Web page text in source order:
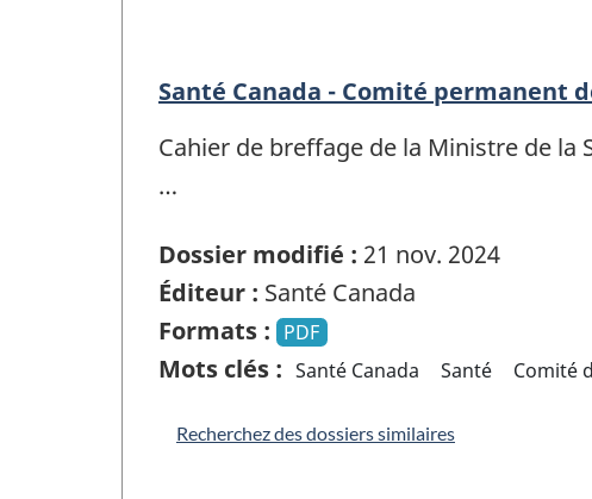
Santé Canada - Comité permanent
Cahier de breffage de la Ministre de
…
Dossier modifié : 21 nov. 2024
Éditeur : Santé Canada
Formats : PDF
Mots clés : Santé Canada Santé Comité
Recherchez des dossiers similaires